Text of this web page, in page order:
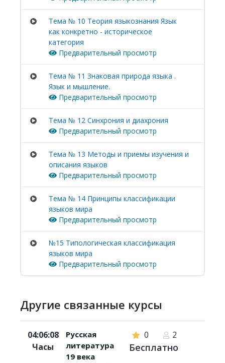
Тема № 10 Теория языкознания Язык
как конкретно - историческое
категория
Предварительный просмотр
Тема № 11 Знаковая природа языка .
Язык и мышление.
Предварительный просмотр
Тема № 12 Синхрония и диахрония
Предварительный просмотр
Тема № 13 Методы и приемы изучения и
описания языков
Предварительный просмотр
Тема № 14 Принципы классификации
языков мира
Предварительный просмотр
№15 Tипoлoгичecкaя клaccификaция
языкoв мира
Предварительный просмотр
Другие связанные курсы
04:06:08
Часы
Русская
литература
19 века
0 2
Бесплатно